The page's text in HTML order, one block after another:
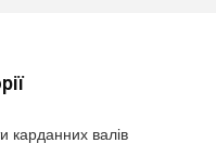
карданних валів